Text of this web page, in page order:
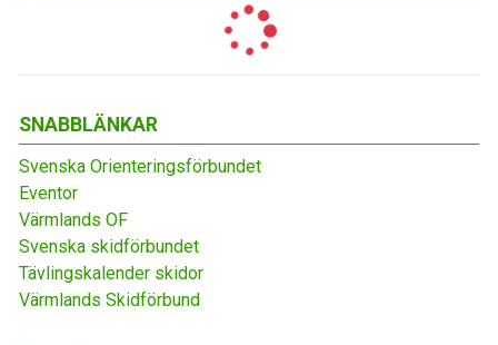
SNABBLÄNKAR
Svenska Orienteringsförbundet
Eventor
Värmlands OF
Svenska skidförbundet
Tävlingskalender skidor
Värmlands Skidförbund